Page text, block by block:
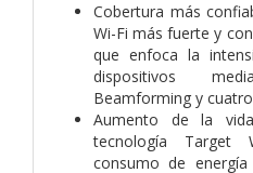
Cobertura más
Wi-Fi más fuerte y
que enfoca la
dispositivos
Beamforming y
Aumento de la
tecnología Target
consumo de